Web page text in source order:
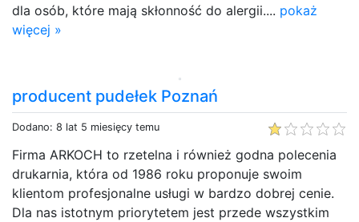
dla osób, które mają skłonność do alergii.... pokaż
więcej »
producent pudełek Poznań
Dodano: 8 lat 5 miesięcy temu
Firma ARKOCH to rzetelna i również godna polecenia
drukarnia, która od 1986 roku proponuje swoim
klientom profesjonalne usługi w bardzo dobrej cenie.
Dla nas istotnym priorytetem jest przede wszystkim